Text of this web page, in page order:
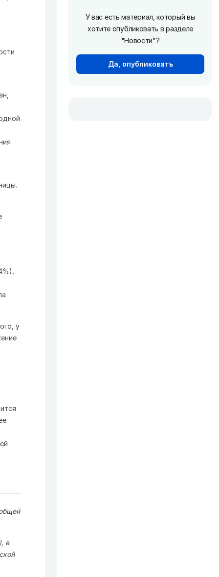
у
в
У вас есть материал, который вы
хотите опубликовать в разделе
"Новости"?
Да, опубликовать